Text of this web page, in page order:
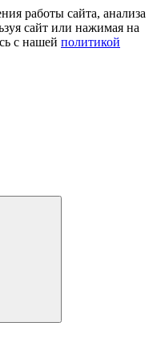
работы сайта, анализа
сайт или нажимая на
с нашей политикой